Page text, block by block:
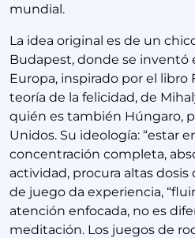
mundial.
La idea original es de un
Budapest, donde se inventó
Europa, inspirado por el libro
teoría de la felicidad, de
quién es también Húngaro,
Unidos. Su ideología: “estar
concentración completa,
actividad, procura altas
de juego da experiencia,
atención enfocada, no es
meditación. Los juegos de